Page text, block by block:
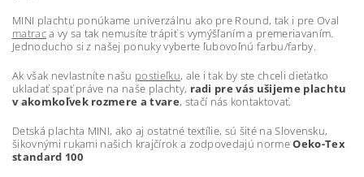
MINI plachtu ponúkame univerzálnu ako pre Round, tak i pre Oval
matraca vy sa tak nemusíte trápiť s vymýšľaním a premeriavaním.
Jednoducho si z našej ponuky vyberte ľubovoľnú farbu/farby.
Ak však nevlastníte našu postieľku, ale i tak by ste chceli dieťatko
ukladať spať práve na naše plachty, radi pre vás ušijeme plachtu
v akomkoľvek rozmere a tvare, stačí nás kontaktovať.
Detská plachta MINI, ako aj ostatné textílie, sú šité na Slovensku,
šikovnými rukami našich krajčírok a zodpovedajú normeOeko-Tex
standard 100